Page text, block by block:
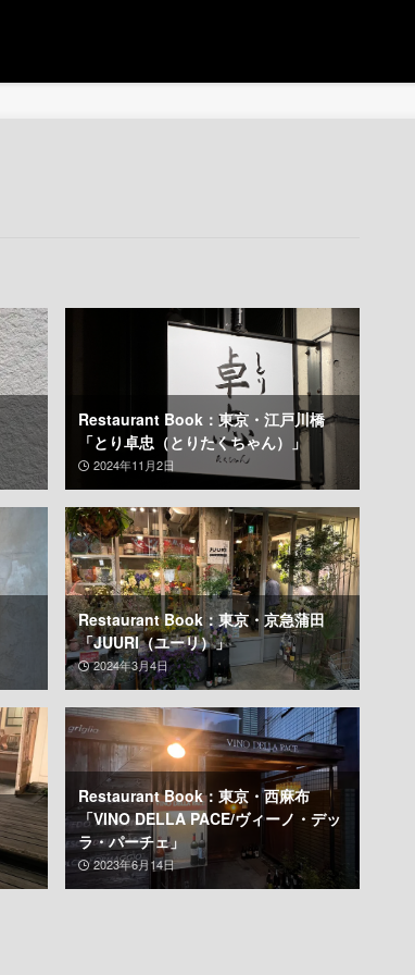
Restaurant Book：東京・江戸川橋
「とり卓忠（とりたくちゃん）」
2024年11月2日
Restaurant Book：東京・京急蒲田
「JUURI（ユーリ）」
2024年3月4日
Restaurant Book：東京・西麻布
「VINO DELLA PACE/ヴィーノ・デッ
ラ・パーチェ」
2023年6月14日